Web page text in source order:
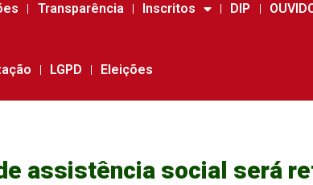
Transparência Inscritos DIP
LGPD Eleições
assistência social será